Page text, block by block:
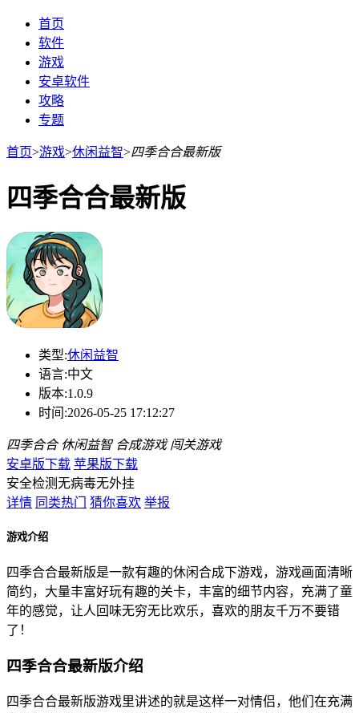
首页
软件
游戏
安卓软件
攻略
专题
首页>游戏>休闲益智>四季合合最新版
四季合合最新版
类型:休闲益智
语言:中文
版本:1.0.9
时间:2026-05-25 17:12:27
四季合合 休闲益智 合成游戏 闯关游戏
安卓版下载 苹果版下载
安全检测无病毒无外挂
详情 同类热门 猜你喜欢 举报
游戏介绍
四季合合最新版是一款有趣的休闲合成下游戏，游戏画面清晰
简约，大量丰富好玩有趣的关卡，丰富的细节内容，充满了童
年的感觉，让人回味无穷无比欢乐，喜欢的朋友千万不要错
了！
四季合合最新版介绍
四季合合最新版游戏里讲述的就是这样一对情侣，他们在充满